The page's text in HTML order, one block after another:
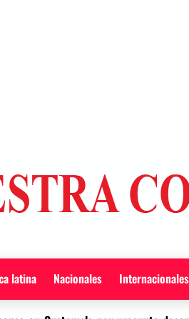
latina Nacionales Internacionales